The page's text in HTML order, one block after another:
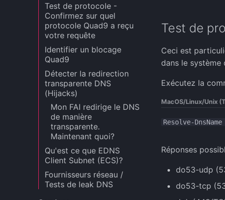
Test de protocole -
Confirmez sur quel
protocole Quad9 a reçu
votre requête
Identifier un blocage
Quad9
Détecter la redirection
transparente DNS
(Hijacks)
Mon FAI redirige le DNS
de manière
transparente.
Maintenant quoi?
Qu'est ce que EDNS
Client Subnet (ECS)?
Fournisseurs réseau /
Tests de leak DNS
Test de
Ceci est
dans le
Exécutez la
MacOS/Linux/Unix
Resolve-
Réponses
do53-udp
do53-tcp